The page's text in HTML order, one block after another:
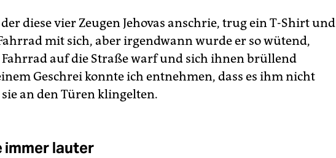
diese vier Zeugen Jehovas anschrie, trug ein T-Shirt und
mit sich, aber irgendwann wurde er so wütend,
Fahrrad auf die Straße warf und sich ihnen brüllend
Geschrei konnte ich entnehmen, dass es ihm nicht
sie an den Türen klingelten.
immer lauter